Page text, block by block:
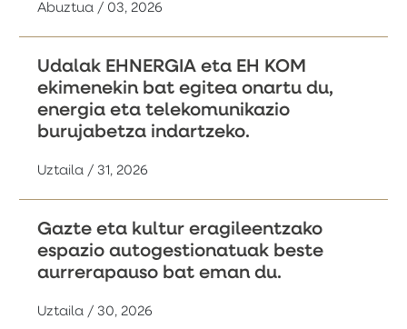
Abuztua / 03, 2026
Udalak EHNERGIA eta EH KOM
ekimenekin bat egitea onartu du,
energia eta telekomunikazio
burujabetza indartzeko.
Uztaila / 31, 2026
Gazte eta kultur eragileentzako
espazio autogestionatuak beste
aurrerapauso bat eman du.
Uztaila / 30, 2026